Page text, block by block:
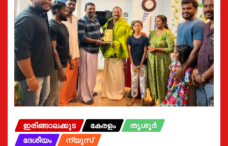
ഇരിങ്ങാലക്കുട കേരളം
തൃശൂർ
ദേശീയം
ന്യൂസ്